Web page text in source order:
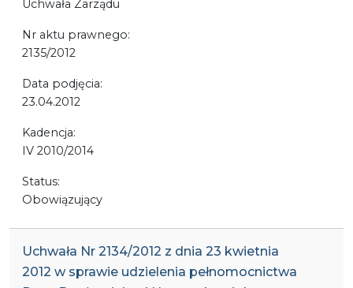
Uchwała Zarządu
Nr aktu prawnego:
2135/2012
Data podjęcia:
23.04.2012
Kadencja:
IV 2010/2014
Status:
Obowiązujący
Uchwała Nr 2134/2012 z dnia 23 kwietnia
2012 w sprawie udzielenia pełnomocnictwa